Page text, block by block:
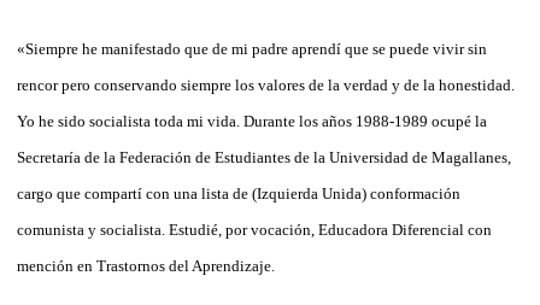
«Siempre he manifestado que de mi padre aprendí que se puede vivir sin
rencor pero conservando siempre los valores de la verdad y de la honestidad.
Yo he sido socialista toda mi vida. Durante los años 1988-1989 ocupé la
Secretaría de la Federación de Estudiantes de la Universidad de Magallanes,
cargo que compartí con una lista de (Izquierda Unida) conformación
comunista y socialista. Estudié, por vocación, Educadora Diferencial con
mención en Trastornos del Aprendizaje.